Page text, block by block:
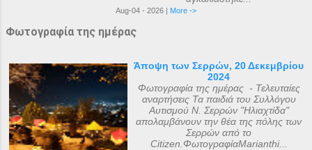
Aug-04 - 2026 | More ->
Φωτογραφία της ημέρας
Άποψη των Σερρών, 20 Δεκεμβρίου
2024
Φωτογραφία της ημέρας - Τελευταίες
αναρτήσεις Τα παιδιά του Συλλόγου
Αυτισμού Ν. Σερρών "Ηλιαχτίδα"
απολαμβάνουν την θέα της πόλης των
Σερρών από το
Citizen.ΦωτογραφίαMarianthi...